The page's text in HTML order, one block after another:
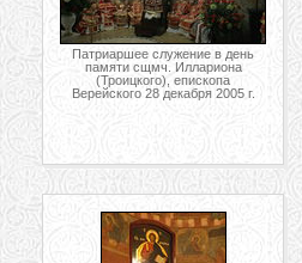
Патриаршее служение в день
памяти сщмч. Иллариона
(Троицкого), епископа
Верейского 28 декабря 2005 г.